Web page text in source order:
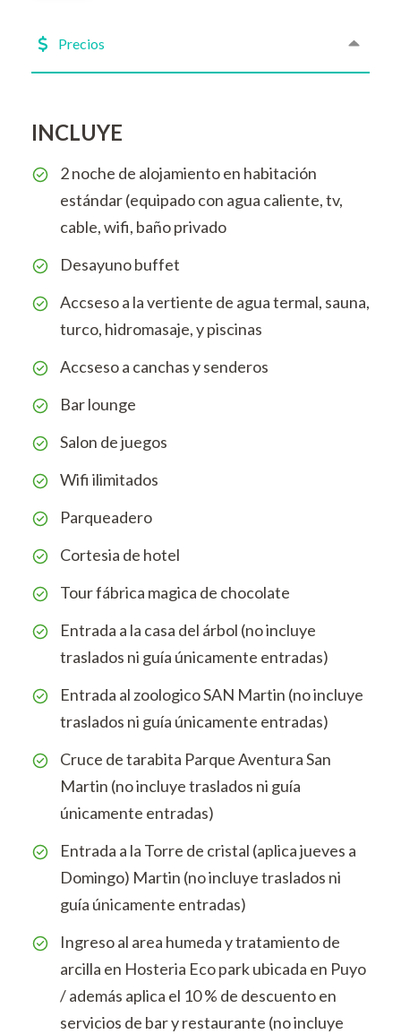
Precios
INCLUYE
2 noche de alojamiento en habitación
estándar (equipado con agua caliente, tv,
cable, wifi, baño privado
Desayuno buffet
Accseso a la vertiente de agua termal, sauna,
turco, hidromasaje, y piscinas
Accseso a canchas y senderos
Bar lounge
Salon de juegos
Wifi ilimitados
Parqueadero
Cortesia de hotel
Tour fábrica magica de chocolate
Entrada a la casa del árbol (no incluye
traslados ni guía únicamente entradas)
Entrada al zoologico SAN Martin (no incluye
traslados ni guía únicamente entradas)
Cruce de tarabita Parque Aventura San
Martin (no incluye traslados ni guía
únicamente entradas)
Entrada a la Torre de cristal (aplica jueves a
Domingo) Martin (no incluye traslados ni
guía únicamente entradas)
Ingreso al area humeda y tratamiento de
arcilla en Hosteria Eco park ubicada en Puyo
/ además aplica el 10 % de descuento en
servicios de bar y restaurante (no incluye